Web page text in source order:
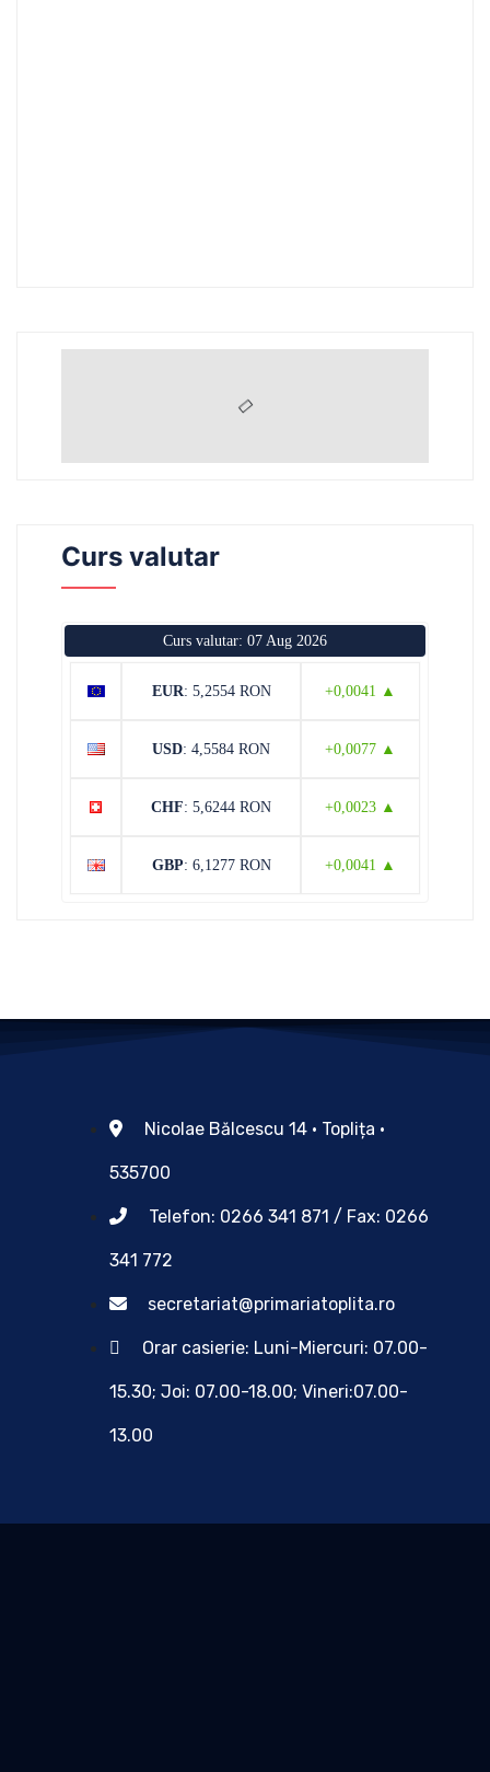
Curs valutar
Curs valutar: 07 Aug 2026
EUR: 5,2554 RON +0,0041 ▲
USD: 4,5584 RON +0,0077 ▲
CHF: 5,6244 RON +0,0023 ▲
GBP: 6,1277 RON +0,0041 ▲
Nicolae Bălcescu 14 • Toplița •
535700
Telefon: 0266 341 871 / Fax: 0266
341 772
secretariat@primariatoplita.ro
Orar casierie: Luni-Miercuri: 07.00-
15.30; Joi: 07.00-18.00; Vineri:07.00-
13.00